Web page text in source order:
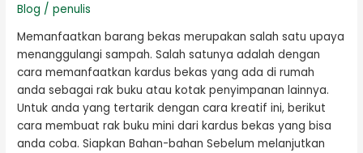
Blog /penulis
Memanfaatkan barang bekas merupakan salah satu upaya
menanggulangi sampah. Salah satunya adalah dengan
cara memanfaatkan kardus bekas yang ada di rumah
anda sebagai rak buku atau kotak penyimpanan lainnya.
Untuk anda yang tertarik dengan cara kreatif ini, berikut
cara membuat rak buku mini dari kardus bekas yang bisa
anda coba. Siapkan Bahan-bahan Sebelum melanjutkan